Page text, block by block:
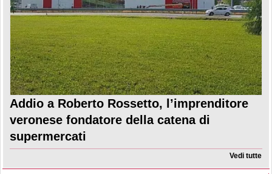
Addio a Roberto Rossetto, l’imprenditore
veronese fondatore della catena di
supermercati
Vedi tutte